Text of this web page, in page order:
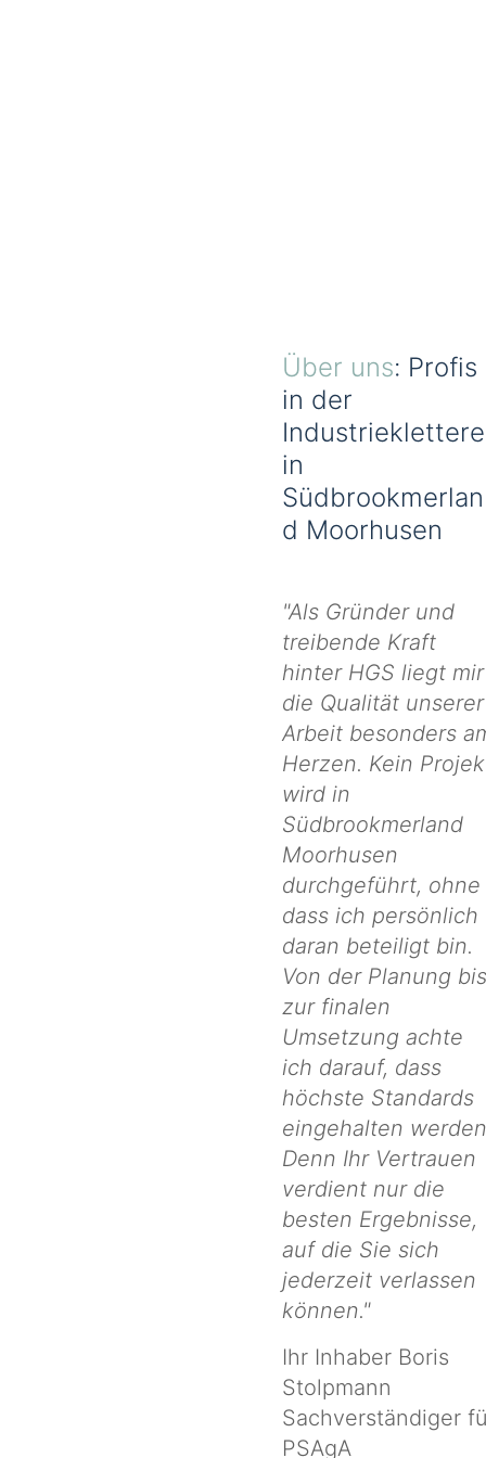
Über uns: Profis
in der
in
Südbrookmerlan
d Moorhusen
"Als Gründer und
treibende Kraft
hinter HGS liegt mir
die Qualität unserer
Arbeit besonders
Herzen. Kein
wird in
Südbrookmerland
Moorhusen
durchgeführt, ohne
dass ich persönlich
daran beteiligt bin.
Von der Planung bis
zur finalen
Umsetzung achte
ich darauf, dass
höchste Standards
eingehalten
Denn Ihr Vertrauen
verdient nur die
besten Ergebnisse,
auf die Sie sich
jederzeit verlassen
können."
Ihr Inhaber Boris
Stolpmann
Sachverständiger
PSAgA